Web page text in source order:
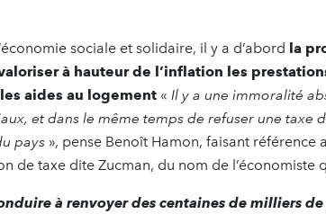
sociale et solidaire, il y a d’abord la
à hauteur de l’inflation les
aides au logement « Il y a une immoralité
et dans le même temps de refuser une taxe
pays », pense Benoît Hamon, faisant référence
de taxe dite Zucman, du nom de l’économiste
à renvoyer des centaines de milliers